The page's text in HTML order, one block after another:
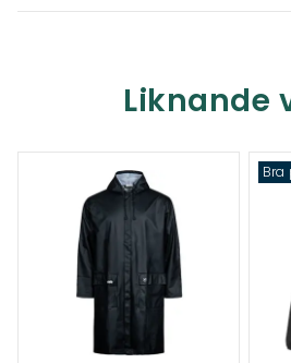
Liknande
Bra